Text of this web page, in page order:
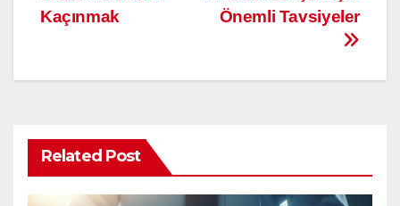
Önemli Tavsiyeler
Kaçınmak
Related Post